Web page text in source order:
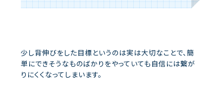
少し背伸びをした目標というのは実は大切なことで、簡
単にできそうなものばかりをやっていても自信には繋が
りにくくなってしまいます。